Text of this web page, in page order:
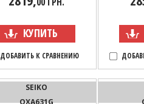
КУПИТЬ
ДОБАВИТЬ К СРАВНЕНИЮ
SEIKO
QXA631G